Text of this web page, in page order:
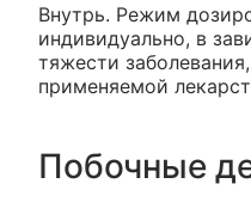
Внутрь. Режим
индивидуально, в
тяжести
применяемой
Побочные